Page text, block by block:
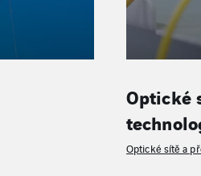
Optické
Optické sítě a